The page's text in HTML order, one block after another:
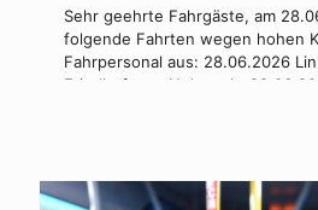
Sehr geehrte Fahrgäste, am
folgende Fahrten wegen hohen
Fahrpersonal aus: 28.06.2026
Friedhof zum Holzmarkt
Linie 12 um 12:03 Uhr vom
Ihre HVG